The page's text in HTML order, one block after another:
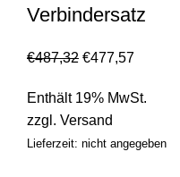
Verbindersatz
€487,32 €477,57
Enthält 19% MwSt.
zzgl. Versand
Lieferzeit: nicht angegeben